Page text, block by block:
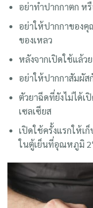
อย่าทำปากกาตก ห
อย่าให้ปากกาของ
ของเหลว
หลังจากเปิดใช้แล้ว
อย่าให้ปากกาสัมผัส
ตัวยาฉีดที่ยังไม่ได้เ
เซลเซียส
เปิดใช้ครั้งแรกให้เ
ในตู้เย็นที่อุณหภูมิ